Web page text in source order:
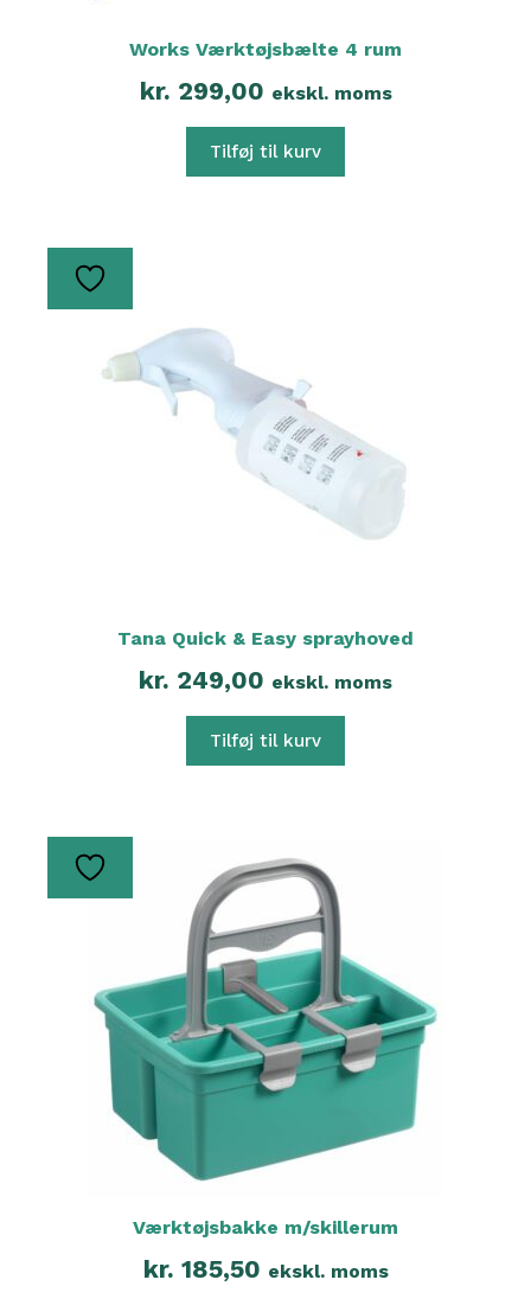
Works Værktøjsbælte 4 rum
kr. 299,00 ekskl. moms
Tilføj til kurv
Tana Quick & Easy sprayhoved
kr. 249,00 ekskl. moms
Tilføj til kurv
Værktøjsbakke m/skillerum
kr. 185,50 ekskl. moms